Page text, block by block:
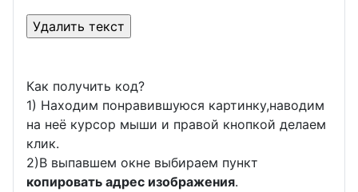
Как получить код?
1) Находим понравившуюся картинку,наводим
на неё курсор мыши и правой кнопкой делаем
клик.
2)В выпавшем окне выбираем пункт
копировать адрес изображения.